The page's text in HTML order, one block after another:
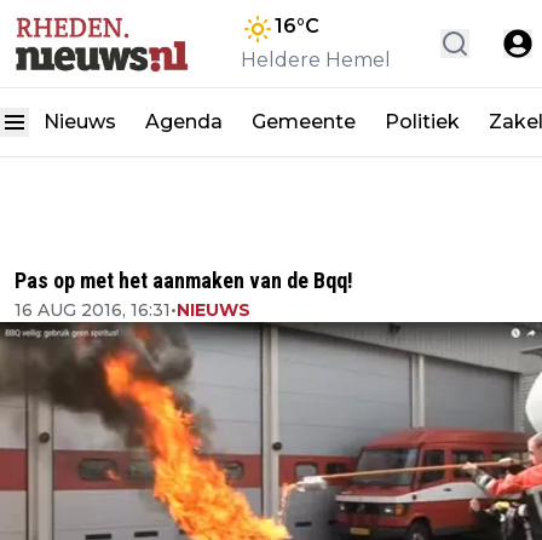
16°C
Heldere Hemel
Nieuws Agenda Gemeente Politiek
Pas op met het aanmaken van de Bqq!
16 AUG 2016, 16:31•NIEUWS